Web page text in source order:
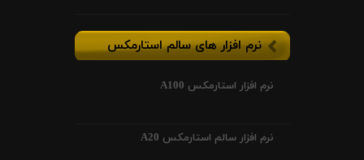
نرم افزار های سالم استارمکس
نرم افزار استارمکس A100
نرم افزار سالم استارمکس A20